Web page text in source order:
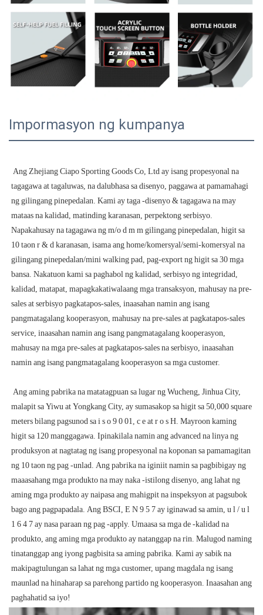
Impormasyon ng kumpanya
tagagawa at tagaluwas, na dalubhasa sa disenyo, paggawa at pamamahagi
ng gilingang pinepedalan. Kami ay taga -disenyo & tagagawa na may
mataas na kalidad, matinding karanasan, perpektong serbisyo.
Napakahusay na tagagawa ng m/o d m m gilingang pinepedalan, higit sa
10 taon r & d karanasan, isama ang home/komersyal/semi-komersyal na
gilingang pinepedalan/mini walking pad, pag-export ng higit sa 30 mga
bansa. Nakatuon kami sa paghabol ng kalidad, serbisyo ng integridad,
kalidad, matapat, mapagkakatiwalaang mga transaksyon, mahusay na pre-
sales at serbisyo pagkatapos-sales, inaasahan namin ang isang
pangmatagalang kooperasyon, mahusay na pre-sales at pagkatapos-sales
service, inaasahan namin ang isang pangmatagalang kooperasyon,
mahusay na mga pre-sales at pagkatapos-sales na serbisyo, inaasahan
malapit sa Yiwu at Yongkang City, ay sumasakop sa higit sa 50,000 square
meters bilang pagsunod sa i s o 9 0 01, c e at r o s H. Mayroon kaming
higit sa 120 manggagawa. Ipinakilala namin ang advanced na linya ng
produksyon at nagtatag ng isang propesyonal na koponan sa pamamagitan
ng 10 taon ng pag -unlad. Ang pabrika na iginiit namin sa pagbibigay ng
maaasahang mga produkto na may naka -istilong disenyo, ang lahat ng
aming mga produkto ay naipasa ang mahigpit na inspeksyon at pagsubok
bago ang pagpapadala. Ang BSCI, E N 9 5 7 ay iginawad sa amin, u l / u l
1 6 4 7 ay nasa paraan ng pag -apply. Umaasa sa mga de -kalidad na
produkto, ang aming mga produkto ay natanggap na rin. Malugod naming
tinatanggap ang iyong pagbisita sa aming pabrika. Kami ay sabik na
makipagtulungan sa lahat ng mga customer, upang magdala ng isang
maunlad na hinaharap sa parehong partido ng kooperasyon. Inaasahan ang